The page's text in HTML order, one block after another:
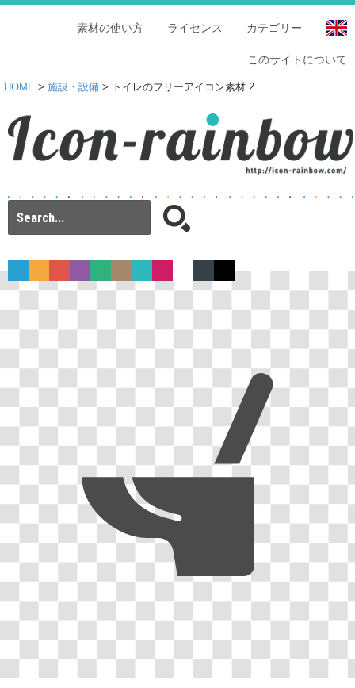
カテゴリー
ライセンス
素材の使い方
このサイトについて
HOME > 施設・設備 > トイレのフリーアイコン素材 2